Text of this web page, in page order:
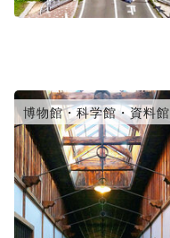
博物館・科学館・資料館